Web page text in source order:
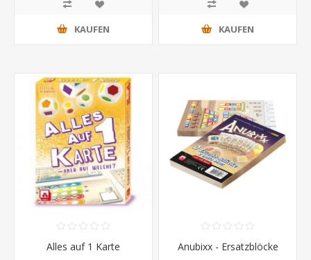
KAUFEN KAUFEN
Alles auf 1 Karte Anubixx - Ersatzblöcke